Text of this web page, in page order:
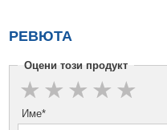
РЕВЮТА
Оцени този продукт
Име*